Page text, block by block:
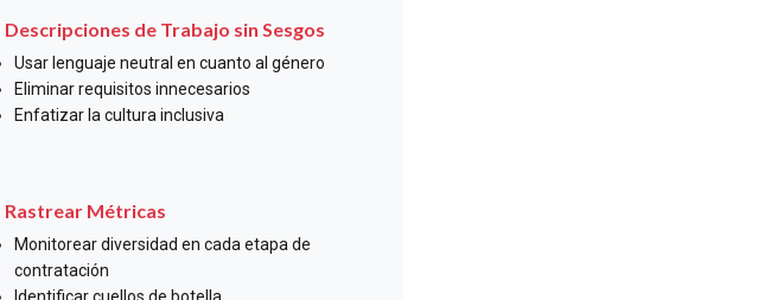
Descripciones de Trabajo sin Sesgos
Usar lenguaje neutral en cuanto al género
Eliminar requisitos innecesarios
Enfatizar la cultura inclusiva
Rastrear Métricas
Monitorear diversidad en cada etapa de
contratación